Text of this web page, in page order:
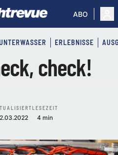
ABO
ERLEBNISSE
check!
LESEZEIT
4 min